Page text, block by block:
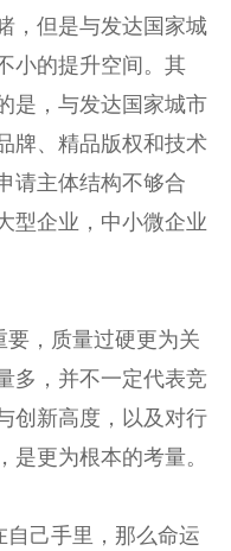
，但是与发达国家城
小的提升空间。其
是，与发达国家城市
牌、精品版权和技术
请主体结构不够合
型企业，中小微企业
，质量过硬更为关
多，并不一定代表竞
创新高度，以及对行
是更为根本的考量。
己手里，那么命运